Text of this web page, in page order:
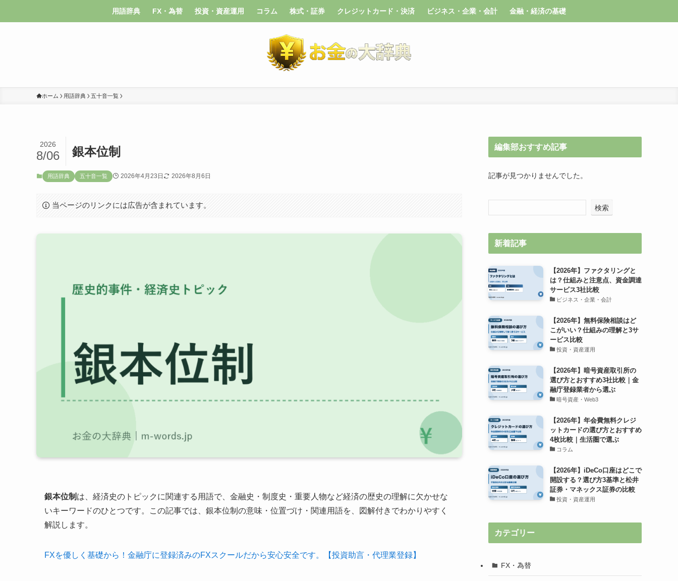
用語辞典 FX・為替 投資・資産運用 コラム 株式・証券 クレジットカード・決済 ビジネス・企業・会計 金融・経済の基礎
ホーム 用語辞典 五十音一覧
銀本位制
2026
8/06
用語辞典 五十音一覧 2026年4月23日 2026年8月6日
当ページのリンクには広告が含まれています。
銀本位制 は、経済史のトピックに関連する用語で、金融史・制度史・重要人物など経済の歴史の理解に欠かせな
いキーワードのひとつです。この記事では、銀本位制の意味・位置づけ・関連用語を、図解付きでわかりやすく
解説します。
FXを優しく基礎から！金融庁に登録済みのFXスクールだから安心安全です。【投資助言・代理業登録】
編集部おすすめ記事
記事が見つかりませんでした。
検索
新着記事
【2026年】ファクタリングと
は？仕組みと注意点、資金調達
サービス3社比較
ビジネス・企業・会計
【2026年】無料保険相談はど
こがいい？仕組みの理解と3サ
ービス比較
投資・資産運用
【2026年】暗号資産取引所の
選び方とおすすめ3社比較｜金
融庁登録業者から選ぶ
暗号資産・Web3
【2026年】年会費無料クレジ
ットカードの選び方とおすすめ
4枚比較｜生活圏で選ぶ
コラム
【2026年】iDeCo口座はどこで
開設する？選び方3基準と松井
証券・マネックス証券の比較
投資・資産運用
カテゴリー
FX・為替